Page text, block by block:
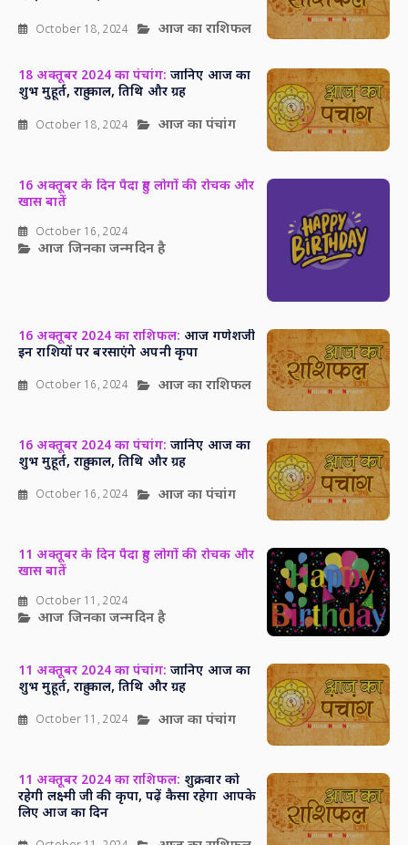
October 18, 2024 आज का राशिफल
18 अक्तूबर 2024 का पंचांग: जानिए आज का
शुभ मुहूर्त, राहु काल, तिथि और ग्रह
October 18, 2024 आज का पंचांग
16 अक्तूबर के दिन पैदा हुए लोगों की रोचक और
खास बातें
October 16, 2024
आज जिनका जन्मदिन है
16 अक्तूबर 2024 का राशिफल: आज गणेशजी
इन राशियों पर बरसाएंगे अपनी कृपा
October 16, 2024 आज का राशिफल
16 अक्तूबर 2024 का पंचांग: जानिए आज का
शुभ मुहूर्त, राहु काल, तिथि और ग्रह
October 16, 2024 आज का पंचांग
11 अक्तूबर के दिन पैदा हुए लोगों की रोचक और
खास बातें
October 11, 2024
आज जिनका जन्मदिन है
11 अक्तूबर 2024 का पंचांग: जानिए आज का
शुभ मुहूर्त, राहु काल, तिथि और ग्रह
October 11, 2024 आज का पंचांग
11 अक्तूबर 2024 का राशिफल: शुक्रवार को
रहेगी लक्ष्मी जी की कृपा, पढ़ें कैसा रहेगा आपके
लिए आज का दिन